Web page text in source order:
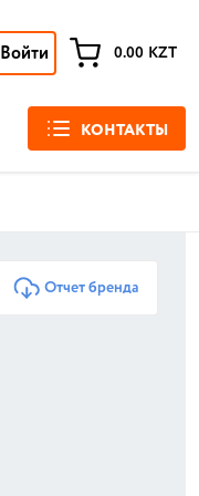
Войти 0.00 KZT
КОНТАКТЫ
Отчет бренда